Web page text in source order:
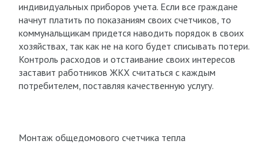
индивидуальных приборов учета. Если все граждане
начнут платить по показаниям своих счетчиков, то
коммунальщикам придется наводить порядок в своих
хозяйствах, так как не на кого будет списывать потери.
Контроль расходов и отстаивание своих интересов
заставит работников ЖКХ считаться с каждым
потребителем, поставляя качественную услугу.
Монтаж общедомового счетчика тепла